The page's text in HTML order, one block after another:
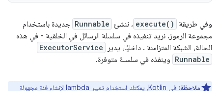
وفي طريقة execute() ، ننشئ Runnable جديدة باستخدام
مجموعة الرموز. نريد تنفيذه في سلسلة الرسائل في الخلفية - في هذه
الحالة، الشبكة المتزامنة . داخليًا، يدير
ExecutorService
Runnable وينفذه في سلسلة متوفرة.
ملاحظة:
في Kotlin، يمكنك استخدام تعبير lambda لإنشاء فئة مجهولة